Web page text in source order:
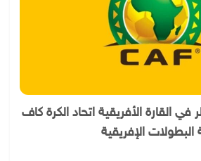
في القارة الأفريقية اتحاد الكرة كاف
الإفريقية